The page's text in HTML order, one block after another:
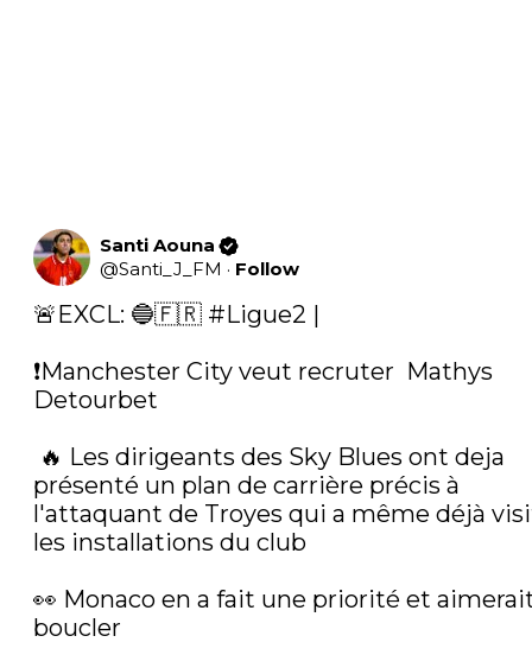
Santi Aouna
@Santi_J_FM · Follow
🚨EXCL: 🔵🇫🇷 #Ligue2 |
❗️Manchester City veut recruter  Mathys
Detourbet
présenté un plan de carrière précis à
l'attaquant de Troyes qui a même déjà
les installations du club
👀 Monaco en a fait une priorité et
boucler